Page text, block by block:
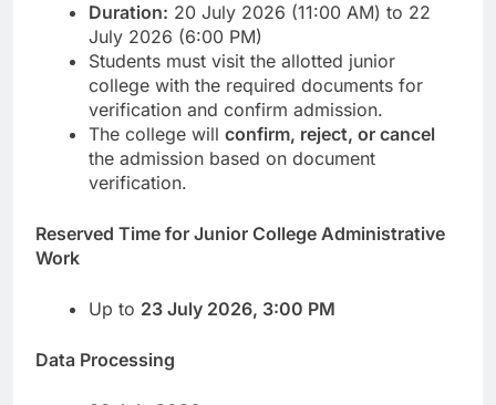
Duration: 20 July 2026 (11:00 AM) to 22
July 2026 (6:00 PM)
Students must visit the allotted junior
college with the required documents for
verification and confirm admission.
The college will confirm, reject, or cancel
the admission based on document
verification.
Reserved Time for Junior College Administrative
Work
Up to 23 July 2026, 3:00 PM
Data Processing